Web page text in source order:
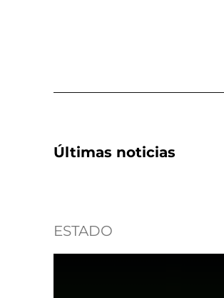
Últimas noticias
ESTADO